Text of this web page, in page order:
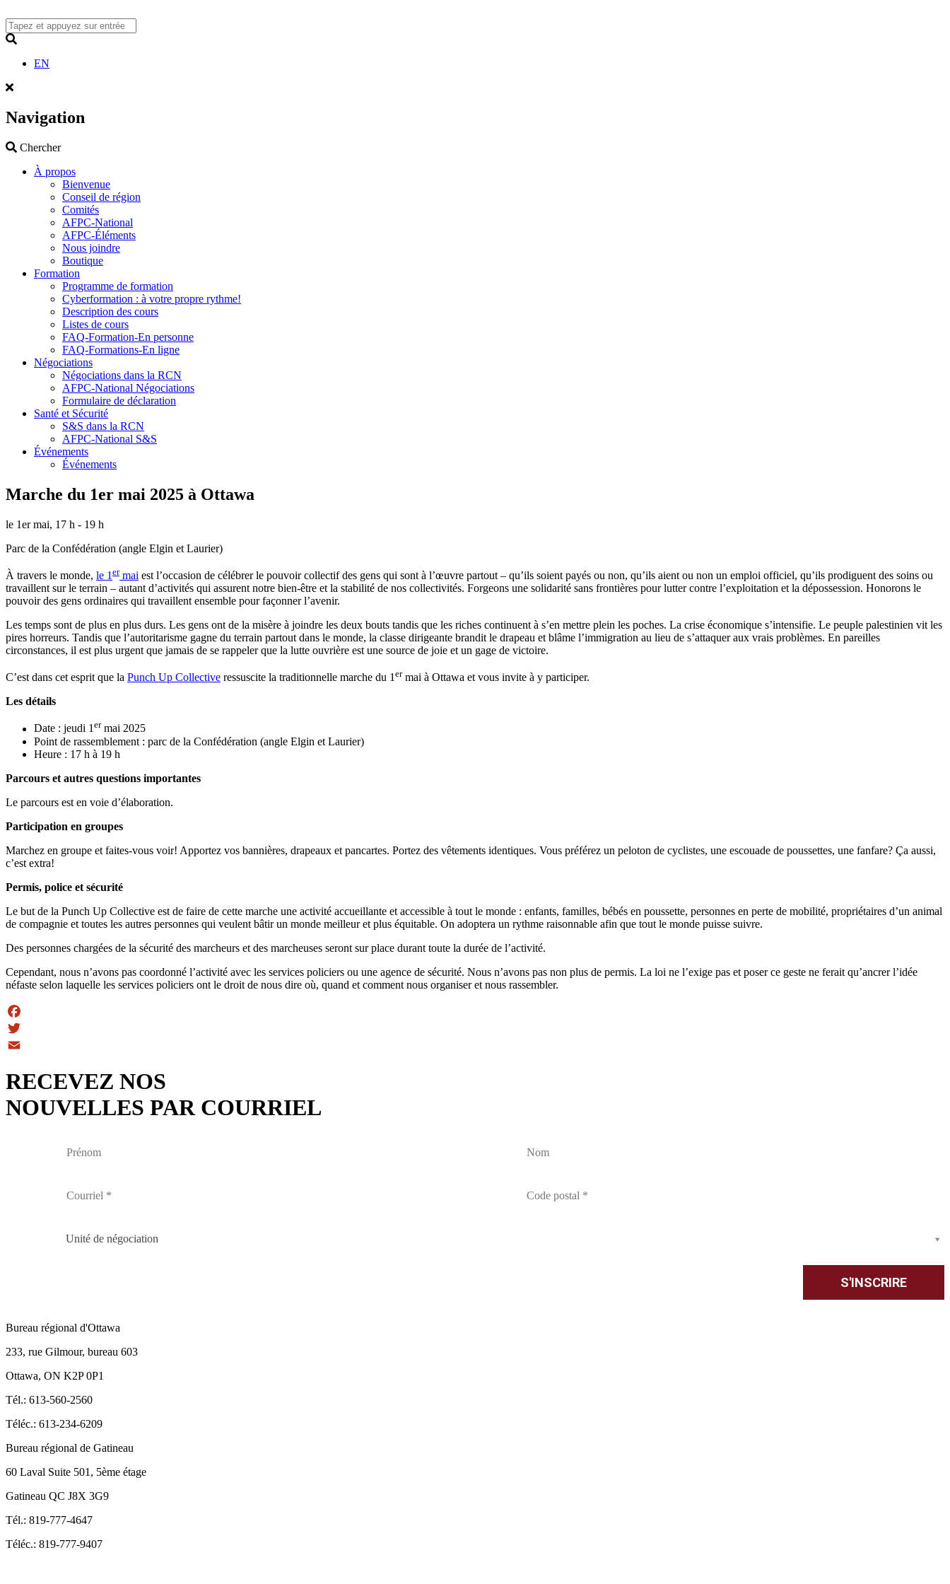
to
content
EN
Navigation
ChercherSearch
À propos
Bienvenue
Conseil de région
Comités
AFPC-National
AFPC-Éléments
Nous joindre
Boutique
Formation
Programme de formation
Cyberformation : à votre propre rythme!
Description des cours
Listes de cours
FAQ-Formation-En personne
FAQ-Formations-En ligne
Négociations
Négociations dans la RCN
AFPC-National Négociations
Formulaire de déclaration
Santé et Sécurité
S&S dans la RCN
AFPC-National S&S
Événements
Événements
Marche du 1er mai 2025 à Ottawa
le 1er mai, 17 h - 19 h
Parc de la Confédération (angle Elgin et Laurier)
À travers le monde, le 1 ermai est l’occasion de célébrer le pouvoir collectif des gens qui sont à l’œuvre partout – qu’ils soient payés ou non, qu’ils aient ou non un emploi officiel, qu’ils prodiguent des soins ou
travaillent sur le terrain – autant d’activités qui assurent notre bien-être et la stabilité de nos collectivités. Forgeons une solidarité sans frontières pour lutter contre l’exploitation et la dépossession. Honorons le
pouvoir des gens ordinaires qui travaillent ensemble pour façonner l’avenir.
Les temps sont de plus en plus durs. Les gens ont de la misère à joindre les deux bouts tandis que les riches continuent à s’en mettre plein les poches. La crise économique s’intensifie. Le peuple palestinien vit les
pires horreurs. Tandis que l’autoritarisme gagne du terrain partout dans le monde, la classe dirigeante brandit le drapeau et blâme l’immigration au lieu de s’attaquer aux vrais problèmes. En pareilles
circonstances, il est plus urgent que jamais de se rappeler que la lutte ouvrière est une source de joie et un gage de victoire.
C’est dans cet esprit que la Punch Up Collective ressuscite la traditionnelle marche du 1 ermai à Ottawa et vous invite à y participer.
Les détails
Date : jeudi 1ermai 2025
Point de rassemblement : parc de la Confédération (angle Elgin et Laurier)
Heure : 17 h à 19 h
Parcours et autres questions importantes
Le parcours est en voie d’élaboration.
Participation en groupes
Marchez en groupe et faites-vous voir! Apportez vos bannières, drapeaux et pancartes. Portez des vêtements identiques. Vous préférez un peloton de cyclistes, une escouade de poussettes, une fanfare? Ça aussi,
c’est extra!
Permis, police et sécurité
Le but de la Punch Up Collective est de faire de cette marche une activité accueillante et accessible à tout le monde : enfants, familles, bébés en poussette, personnes en perte de mobilité, propriétaires d’un animal
de compagnie et toutes les autres personnes qui veulent bâtir un monde meilleur et plus équitable. On adoptera un rythme raisonnable afin que tout le monde puisse suivre.
Des personnes chargées de la sécurité des marcheurs et des marcheuses seront sur place durant toute la durée de l’activité.
Cependant, nous n’avons pas coordonné l’activité avec les services policiers ou une agence de sécurité. Nous n’avons pas non plus de permis. La loi ne l’exige pas et poser ce geste ne ferait qu’ancrer l’idée
néfaste selon laquelle les services policiers ont le droit de nous dire où, quand et comment nous organiser et nous rassembler.
Facebook
Twitter
RECEVEZ NOS
NOUVELLES PAR COURRIEL
Unité de négociation
Bureau régional d'Ottawa
233, rue Gilmour, bureau 603
Ottawa, ON K2P 0P1
Tél.: 613-560-2560
Téléc.: 613-234-6209
Bureau régional de Gatineau
60 Laval Suite 501, 5ème étage
Gatineau QC J8X 3G9
Tél.: 819-777-4647
Téléc.: 819-777-9407